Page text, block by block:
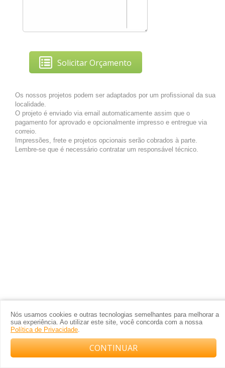
Nós usamos cookies e outras tecnologias semelhantes para melhorar a
sua experiência. Ao utilizar este site, você concorda com a nossa
Política de Privacidade.
CONTINUAR
Solicitar Orçamento
Os nossos projetos podem ser adaptados por um profissional da sua
localidade.
O projeto é enviado via email automaticamente assim que o
pagamento for aprovado e opcionalmente impresso e entregue via
correio.
Impressões, frete e projetos opcionais serão cobrados à parte.
Lembre-se que é necessário contratar um responsável técnico.
Compre com o arquiteto no WhatsApp